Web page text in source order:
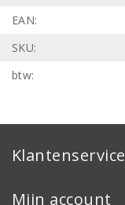
EAN:
SKU:
btw:
Klantenservice
Mijn account